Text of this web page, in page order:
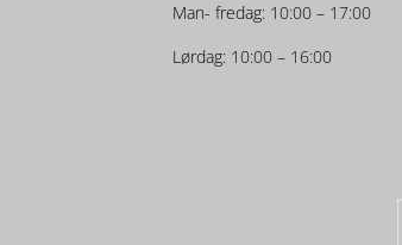
Man- fredag: 10:00 – 17:00
Lørdag: 10:00 – 16:00